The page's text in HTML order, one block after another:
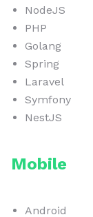
NodeJS
PHP
Golang
Spring
Laravel
Symfony
NestJS
Mobile
Android